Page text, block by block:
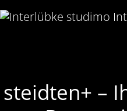
steidten+ –